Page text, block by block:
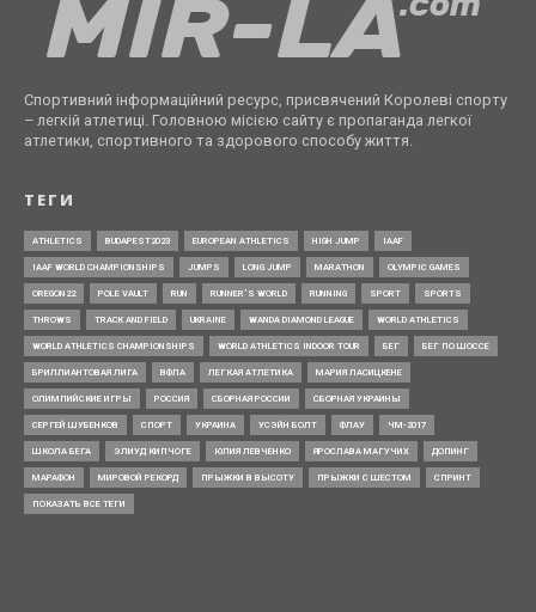
Спортивний інформаційний ресурс, присвячений Королеві спорту
– легкій атлетиці. Головною місією сайту є пропаганда легкої
атлетики, спортивного та здорового способу життя.
ТЕГИ
ATHLETICS BUDAPEST2023 EUROPEAN ATHLETICS HIGH JUMP IAAF
IAAF WORLD CHAMPIONSHIPS JUMPS LONG JUMP MARATHON OLYMPIC GAMES
OREGON22 POLE VAULT RUN RUNNER’S WORLD RUNNING SPORT SPORTS
THROWS TRACK AND FIELD UKRAINE WANDA DIAMOND LEAGUE WORLD ATHLETICS
WORLD ATHLETICS CHAMPIONSHIPS WORLD ATHLETICS INDOOR TOUR БЕГ БЕГ ПО ШОССЕ
БРИЛЛИАНТОВАЯ ЛИГА ВФЛА ЛЕГКАЯ АТЛЕТИКА МАРИЯ ЛАСИЦКЕНЕ
ОЛИМПИЙСКИЕ ИГРЫ РОССИЯ СБОРНАЯ РОССИИ СБОРНАЯ УКРАИНЫ
СЕРГЕЙ ШУБЕНКОВ СПОРТ УКРАИНА УСЭЙН БОЛТ ФЛАУ ЧМ-2017
ШКОЛА БЕГА ЭЛИУД КИПЧОГЕ ЮЛИЯ ЛЕВЧЕНКО ЯРОСЛАВА МАГУЧИХ ДОПИНГ
МАРАФОН МИРОВОЙ РЕКОРД ПРЫЖКИ В ВЫСОТУ ПРЫЖКИ С ШЕСТОМ СПРИНТ
ПОКАЗАТЬ ВСЕ ТЕГИ